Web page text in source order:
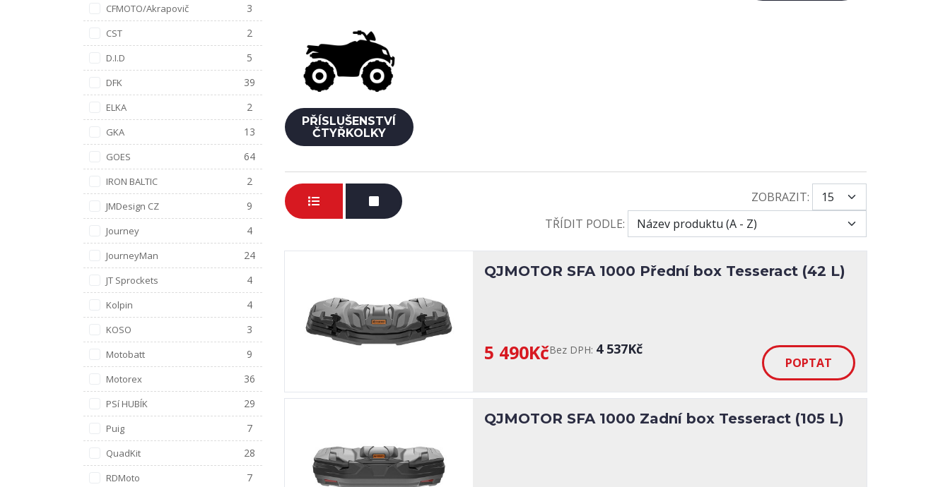
PŘÍSLUŠENSTVÍ
ČTYŘKOLKY
ZOBRAZIT:
TŘÍDIT PODLE:
QJMOTOR SFA 1000 Přední box Tesseract (42 L)
5 490KčBez DPH: 4 537Kč
QJMOTOR SFA 1000 Zadní box Tesseract (105 L)
CFMOTO/Akrapovič 3
CST 2
D.I.D 5
DFK 39
ELKA 2
GKA 13
GOES 64
IRON BALTIC 2
JMDesign CZ 9
Journey 4
JourneyMan 24
JT Sprockets 4
Kolpin 4
KOSO 3
Motobatt 9
Motorex 36
PSí HUBÍK 29
Puig 7
QuadKit 28
RDMoto 7